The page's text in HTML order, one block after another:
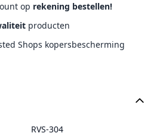
op rekening bestellen!
producten
Shops kopersbescherming
RVS-304